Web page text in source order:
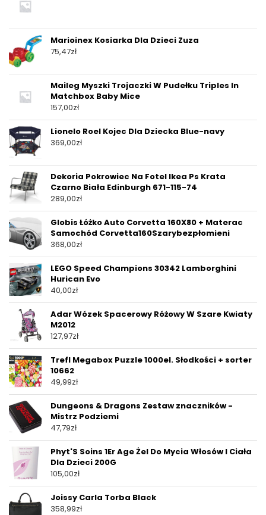
Marioinex Kosiarka Dla Dzieci Zuza
75,47zł
Maileg Myszki Trojaczki W Pudełku Triples In
Matchbox Baby Mice
157,00zł
Lionelo Roel Kojec Dla Dziecka Blue-navy
369,00zł
Dekoria Pokrowiec Na Fotel Ikea Ps Krata
Czarno Biała Edinburgh 671-115-74
289,00zł
Globis Łóżko Auto Corvetta 160X80 + Materac
Samochód Corvetta160Szarybezpłomieni
368,00zł
LEGO Speed Champions 30342 Lamborghini
Hurican Evo
40,00zł
Adar Wózek Spacerowy Różowy W Szare Kwiaty
M2012
127,97zł
Trefl Megabox Puzzle 1000el. Słodkości + sorter
10662
49,99zł
Dungeons & Dragons Zestaw znaczników -
Mistrz Podziemi
47,79zł
Phyt'S Soins 1Er Age Żel Do Mycia Włosów I Ciała
Dla Dzieci 200G
105,00zł
Joissy Carla Torba Black
358,99zł